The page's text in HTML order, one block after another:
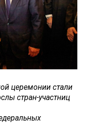
церемонии стали
стран-участниц